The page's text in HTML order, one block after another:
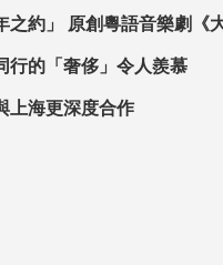
滬港文化「八年之約」 原創粵
行的「奢侈」令人羨慕
上海更深度合作